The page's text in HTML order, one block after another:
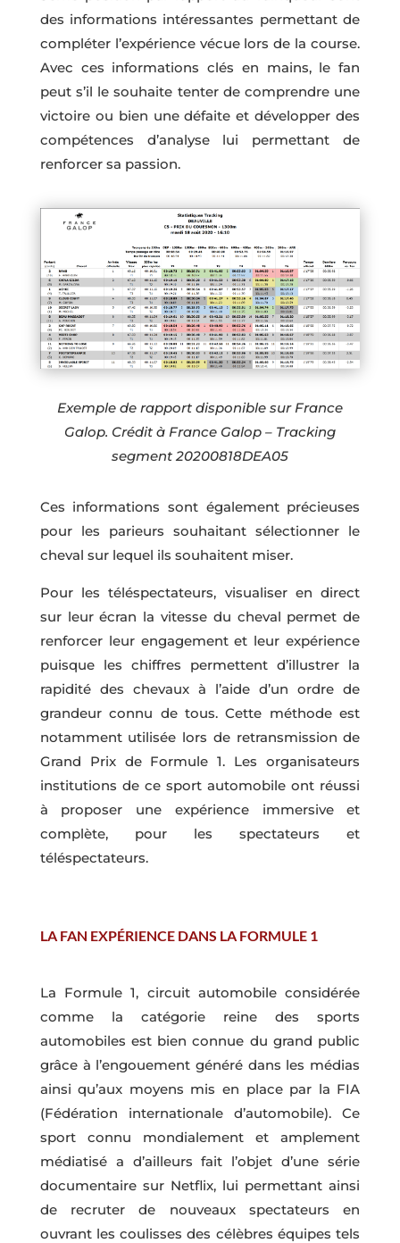
des informations intéressantes permettant de
compléter l’expérience vécue lors de la course.
Avec ces informations clés en mains, le fan
peut s’il le souhaite tenter de comprendre une
victoire ou bien une défaite et développer des
compétences d’analyse lui permettant de
renforcer sa passion.
Exemple de rapport disponible sur France
Galop. Crédit à France Galop – Tracking
segment 20200818DEA05
Ces informations sont également précieuses
pour les parieurs souhaitant sélectionner le
cheval sur lequel ils souhaitent miser.
Pour les téléspectateurs, visualiser en direct
sur leur écran la vitesse du cheval permet de
renforcer leur engagement et leur expérience
puisque les chiffres permettent d’illustrer la
rapidité des chevaux à l’aide d’un ordre de
grandeur connu de tous. Cette méthode est
notamment utilisée lors de retransmission de
Grand Prix de Formule 1. Les organisateurs
institutions de ce sport automobile ont réussi
à proposer une expérience immersive et
complète, pour les spectateurs et
téléspectateurs.
LA FAN EXPÉRIENCE DANS LA FORMULE 1
La Formule 1, circuit automobile considérée
comme la catégorie reine des sports
automobiles est bien connue du grand public
grâce à l’engouement généré dans les médias
ainsi qu’aux moyens mis en place par la FIA
(Fédération internationale d’automobile). Ce
sport connu mondialement et amplement
médiatisé a d’ailleurs fait l’objet d’une série
documentaire sur Netflix, lui permettant ainsi
de recruter de nouveaux spectateurs en
ouvrant les coulisses des célèbres équipes tels